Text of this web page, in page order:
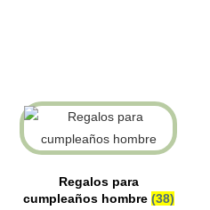
Regalos para
cumpleaños hombre (38)